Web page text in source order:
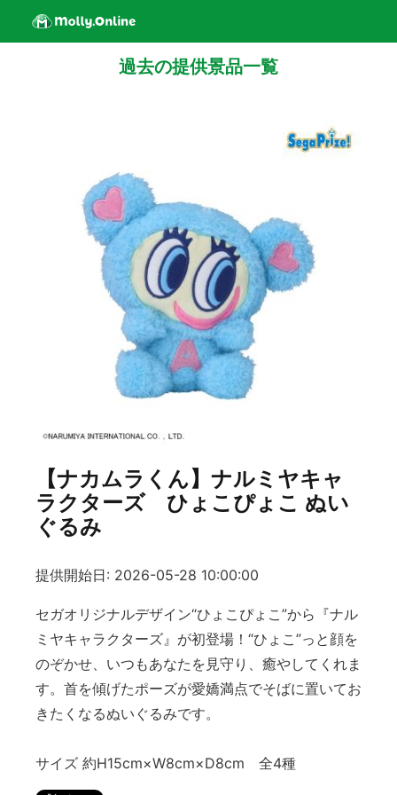
過去の提供景品一覧
【ナカムラくん】ナルミヤキャ
ラクターズ ひょこぴょこ ぬい
ぐるみ
提供開始日: 2026-05-28 10:00:00
セガオリジナルデザイン“ひょこぴょこ”から『ナル
ミヤキャラクターズ』が初登場！“ひょこ”っと顔を
のぞかせ、いつもあなたを見守り、癒やしてくれま
す。首を傾げたポーズが愛嬌満点でそばに置いてお
きたくなるぬいぐるみです。
サイズ 約H15cm×W8cm×D8cm 全4種